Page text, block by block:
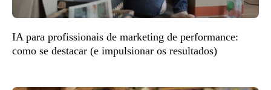
IA para profissionais de marketing de performance:
como se destacar (e impulsionar os resultados)